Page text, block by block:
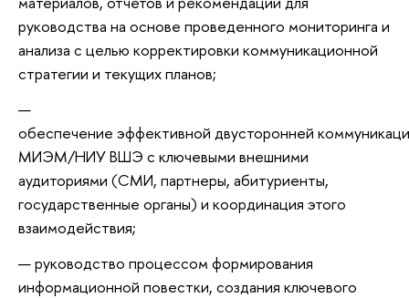
руководства на основе проведенного мониторинга и
анализа с целью корректировки коммуникационной
стратегии и текущих планов;
обеспечение эффективной двусторонней
МИЭМ/НИУ ВШЭ с ключевыми внешними
аудиториями (СМИ, партнеры, абитуриенты,
государственные органы) и координация этого
взаимодействия;
руководство процессом формирования
информационной повестки, создания ключевого